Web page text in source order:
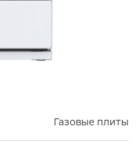
Газовые плиты